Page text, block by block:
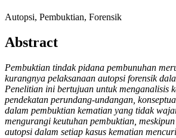
Autopsi, Pembuktian, Forensik
Abstract
Pembuktian tindak pidana pembunuhan
kurangnya pelaksanaan autopsi forensik
Penelitian ini bertujuan untuk menganalisis
pendekatan perundang-undangan,
dalam pembuktian kematian yang tidak
mengurangi keutuhan pembuktian,
autopsi dalam setiap kasus kematian